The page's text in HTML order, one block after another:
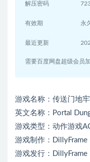
解压密码
有效期 永
最近更新
需要百度网盘超级会员
游戏名称：传送门地
英文名称：Portal
游戏类型：动作游戏
游戏制作：DillyFrame
游戏发行：DillyFrame